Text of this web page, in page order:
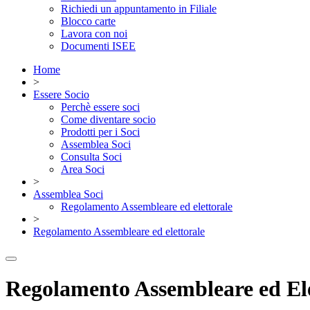
Richiedi un appuntamento in Filiale
Blocco carte
Lavora con noi
Documenti ISEE
Home
>
Essere Socio
Perchè essere soci
Come diventare socio
Prodotti per i Soci
Assemblea Soci
Consulta Soci
Area Soci
>
Assemblea Soci
Regolamento Assembleare ed elettorale
>
Regolamento Assembleare ed elettorale
Regolamento Assembleare ed